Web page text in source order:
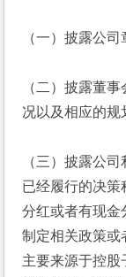
（一）披露公
（二）披露董
况以及相应的规
（三）披露公
已经履行的决策
分红或者有现金
制定相关政策或
主要来源于控股